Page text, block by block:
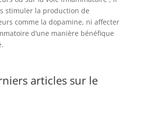
stimuler la production de
comme la dopamine, ni affecter
d’une manière bénéfique
articles sur le